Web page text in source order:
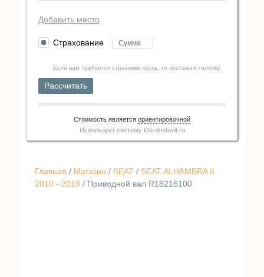
Главная / Магазин / SEAT / SEAT ALHAMBRA II
2010 - 2019 / Приводной вал R18216100
Добавить место
Страхование
Если вам требуется страховка груза, то поставьте галочку.
Рассчитать
Стоимость является ориентировочной
Использует систему kto-dostavit.ru